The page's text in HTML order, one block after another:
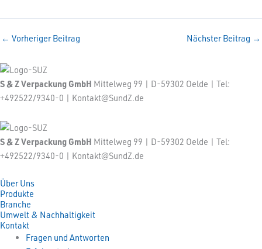
← Vorheriger Beitrag Nächster Beitrag →
S & Z Verpackung GmbH Mittelweg 99 | D-59302 Oelde | Tel:
+492522/9340-0 | Kontakt@SundZ.de
S & Z Verpackung GmbH Mittelweg 99 | D-59302 Oelde | Tel:
+492522/9340-0 | Kontakt@SundZ.de
Über Uns
Produkte
Branche
Umwelt & Nachhaltigkeit
Kontakt
Fragen und Antworten